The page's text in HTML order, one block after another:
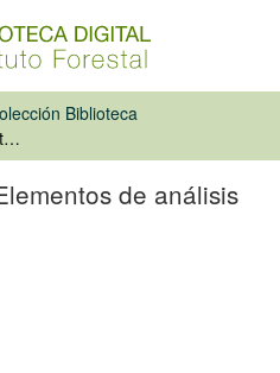
Biblioteca
La rotación forestal. Elementos de análisis económico
de análisis